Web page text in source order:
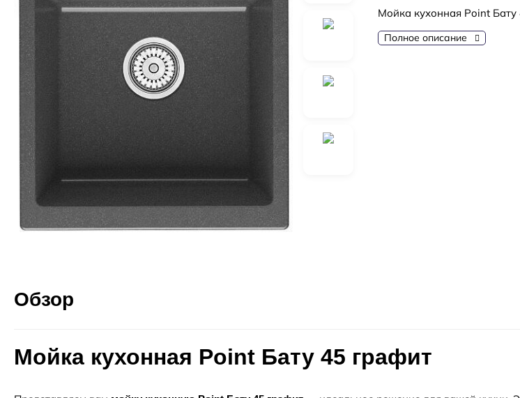
Мойка кухонная Point Бату
Полное описание
Обзор
Мойка кухонная Point Бату 45 графит